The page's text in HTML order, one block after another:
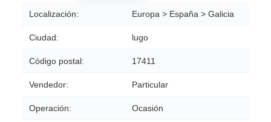
Localización: Europa > España > Galicia
Ciudad: lugo
Código postal: 17411
Vendedor: Particular
Operación: Ocasión